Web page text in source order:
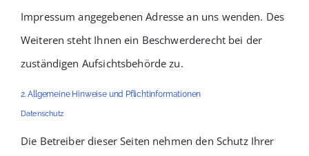
Impressum angegebenen Adresse an uns wenden. Des
Weiteren steht Ihnen ein Beschwerderecht bei der
zuständigen Aufsichtsbehörde zu.
2. Allgemeine Hinweise und Pflichtinformationen
Datenschutz
Die Betreiber dieser Seiten nehmen den Schutz Ihrer